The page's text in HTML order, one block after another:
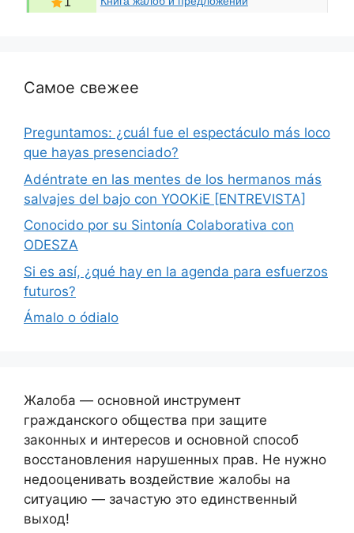
Самое свежее
Preguntamos: ¿cuál fue el espectáculo más loco
que hayas presenciado?
Adéntrate en las mentes de los hermanos más
salvajes del bajo con YOOKiE [ENTREVISTA]
Conocido por su Sintonía Colaborativa con
ODESZA
Si es así, ¿qué hay en la agenda para esfuerzos
futuros?
Ámalo o ódialo
Жалоба — основной инструмент
гражданского общества при защите
законных и интересов и основной способ
восстановления нарушенных прав. Не нужно
недооценивать воздействие жалобы на
ситуацию — зачастую это единственный
выход!